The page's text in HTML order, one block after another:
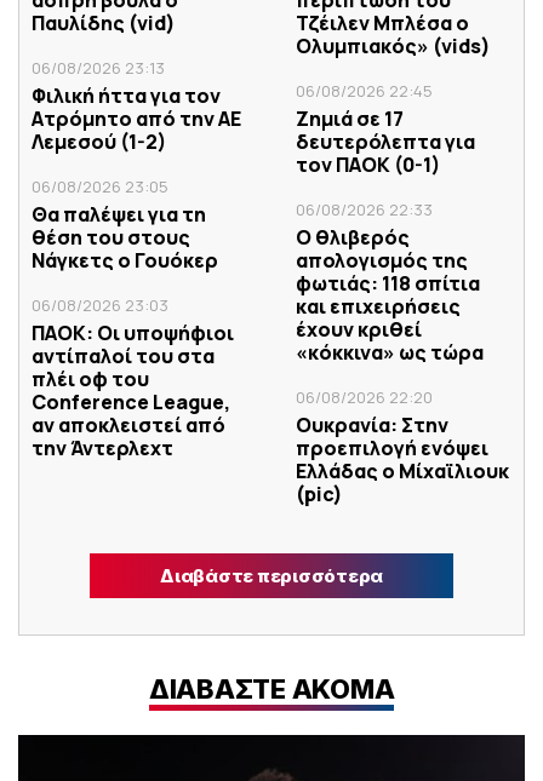
Παυλίδης (vid)
06/08/2026 23:13
Φιλική ήττα για τον
Ατρόμητο από την ΑΕ
Λεμεσού (1-2)
06/08/2026 23:05
Θα παλέψει για τη
θέση του στους
Νάγκετς ο Γουόκερ
06/08/2026 23:03
ΠΑΟΚ: Οι υποψήφιοι
αντίπαλοί του στα
πλέι οφ του
Conference League,
αν αποκλειστεί από
την Άντερλεχτ
Τζέιλεν Μπλέσα ο
Ολυμπιακός» (vids)
06/08/2026 22:45
Ζημιά σε 17
δευτερόλεπτα για
τον ΠΑΟΚ (0-1)
06/08/2026 22:33
Ο θλιβερός
απολογισμός της
φωτιάς: 118 σπίτια
και επιχειρήσεις
έχουν κριθεί
«κόκκινα» ως τώρα
06/08/2026 22:20
Ουκρανία: Στην
προεπιλογή ενόψει
Ελλάδας ο Μίχαϊλιουκ
(pic)
Διαβάστε περισσότερα
ΔΙΑΒΑΣΤΕ ΑΚΟΜΑ